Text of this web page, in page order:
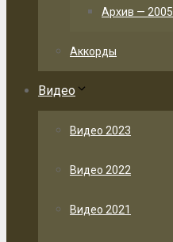
Архив — 2005
Аккорды
Видео
Видео 2023
Видео 2022
Видео 2021